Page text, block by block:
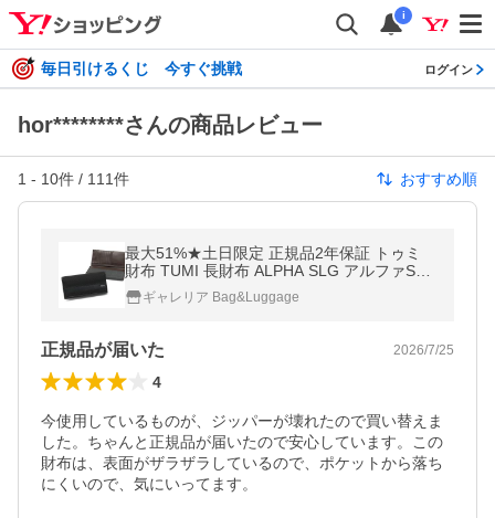
i
毎日引けるくじ 今すぐ挑戦 ログイン
hor********さんの商品レビュー
1 - 10件 / 111件 おすすめ順
最大51%★土日限定 正規品2年保証 トゥミ
財布 TUMI 長財布 ALPHA SLG アルファSLG
小銭入れあり かぶせ メンズ ブランド ビジネ
ス トゥミジャパン 01192243
ギャレリア Bag&Luggage
正規品が届いた 2026/7/25
4
今使用しているものが、ジッパーが壊れたので買い替えま
した。ちゃんと正規品が届いたので安心しています。この
財布は、表面がザラザラしているので、ポケットから落ち